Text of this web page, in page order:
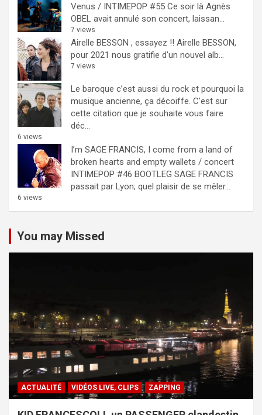
Venus / INTIMEPOP #55 Ce soir là Agnès
OBEL avait annulé son concert, laissan...
7 views
Airelle BESSON , essayez !! Airelle BESSON,
pour 2021 nous gratifie d'un nouvel alb...
7 views
Le baroque c’est aussi du rock et pourquoi la
musique ancienne, ça décoiffe. C'est sur
cette citation que je souhaite vous faire
déc...
6 views
I’m SAGE FRANCIS, I come from a land of
broken hearts and empty wallets / concert
INTIMEPOP #46 BOOTLEG SAGE FRANCIS
passait par Lyon; quel plaisir de se mêler...
6 views
You may Missed
ACTUALITÉ VIDÉOS LIVE, CLIPS ZAPPING